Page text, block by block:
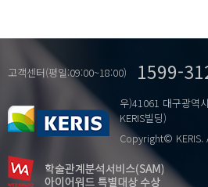
고객센터(평일:09:00~18:00) 1599-
우)41061 대구광역
KERIS빌딩)
Copyright© KERIS.